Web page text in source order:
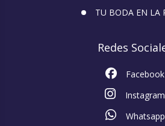
TU BODA EN LA
Redes
Facebook
Instagram
Whatsapp